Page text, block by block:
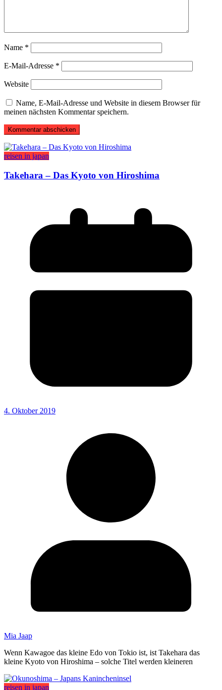
Name *
E-Mail-Adresse *
Website
Name, E-Mail-Adresse und Website in diesem Browser für
meinen nächsten Kommentar speichern.
reisen in japan
Takehara – Das Kyoto von Hiroshima
4. Oktober 2019
Mia Jaap
Wenn Kawagoe das kleine Edo von Tokio ist, ist Takehara das
kleine Kyoto von Hiroshima – solche Titel werden kleineren
reisen in japan